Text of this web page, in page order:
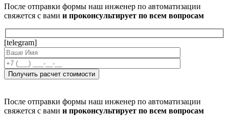
После отправки формы наш инженер по автоматизации
свяжется с вами и проконсультирует по всем вопросам
[telegram]
После отправки формы наш инженер по автоматизации
свяжется с вами и проконсультирует по всем вопросам